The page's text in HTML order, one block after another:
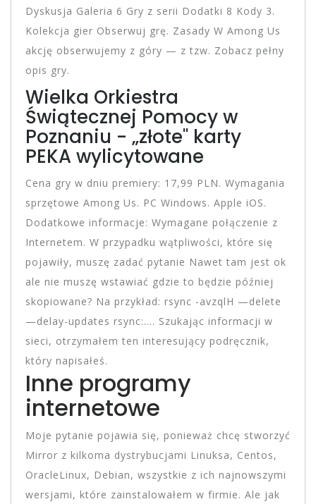
Dyskusja Galeria 6 Gry z serii Dodatki 8 Kody 3.
Kolekcja gier Obserwuj grę. Zasady W Among Us
akcję obserwujemy z góry — z tzw. Zobacz pełny
opis gry.
Wielka Orkiestra
Świątecznej Pomocy w
Poznaniu - „złote" karty
PEKA wylicytowane
Cena gry w dniu premiery: 17,99 PLN. Wymagania
sprzętowe Among Us. PC Windows. Apple iOS.
Dodatkowe informacje: Wymagane połączenie z
Internetem. W przypadku wątpliwości, które się
pojawiły, muszę zadać pytanie Nawet tam jest ok
ale nie muszę wstawiać gdzie to będzie później
skopiowane? Na przykład: rsync -avzqlH —delete
—delay-updates rsync:…. Szukając informacji w
sieci, otrzymałem ten interesujący podręcznik,
który napisałeś.
Inne programy
internetowe
Moje pytanie pojawia się, ponieważ chcę stworzyć
Mirror z kilkoma dystrybucjami Linuksa, Centos,
OracleLinux, Debian, wszystkie z ich najnowszymi
wersjami, które zainstalowałem w firmie. Ale jak